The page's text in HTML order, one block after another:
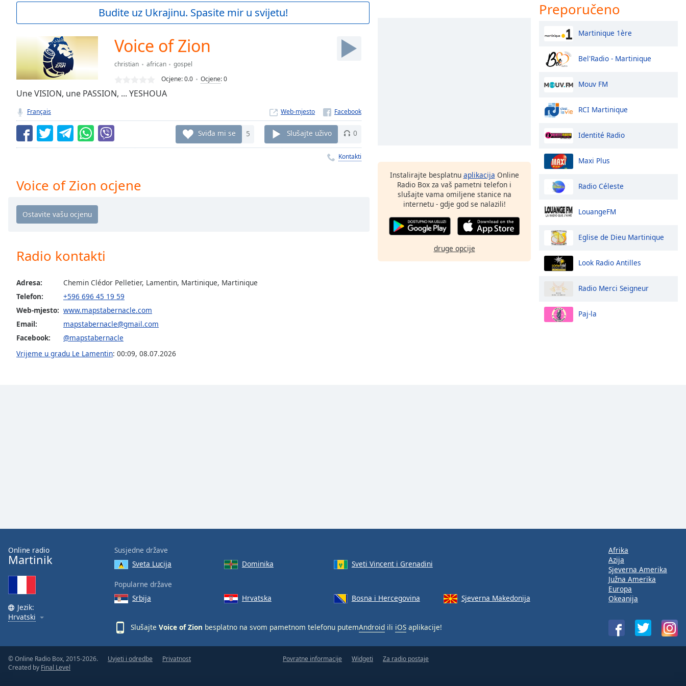
Current
Loaded:
0.00%
Stream
TypeLIVE
live,
currently
behind
LIVE
Remaining
Playback
Rate
Chapters
off,
selected
subtitles
This
modal
Beginning
dialog
cancel
Budite uz Ukrajinu. Spasite mir u svijetu!
Voice of Zion
christian african
gospel
Ocjene:0.0 Ocjene:0
Une VISION, une PASSION, ... YESHOUA
Français Web-mjesto
Sviđa mi se 5 Slušajte uživo 0
Kontakti
Voice of Zion ocjene
Radio kontakti
Adresa:
Chemin Clédor Pelletier, Lamentin, Martinique, Martinique
Telefon:
+596 696 45 19 59
Web-mjesto: www.mapstabernacle.com
Email:
mapstabernacle@gmail.com
Facebook:
@mapstabernacle
Vrijeme u gradu Le Lamentin: 00:09, 08.07.2026
Instalirajte besplatnu aplikacija Online
Radio Box za vaš pametni telefon i
slušajte vama omiljene stanice na
internetu - gdje god se nalazili!
druge opcije
Preporučeno
Martinique 1ère
Bel'Radio - Martinique
Mouv FM
RCI Martinique
Identité Radio
Maxi Plus
Radio Céleste
LouangeFM
Eglise de Dieu Martinique
Look Radio Antilles
Radio Merci Seigneur
Paj-la
Online radio
Martinik
Jezik:
Hrvatski
Susjedne države
Sveta Lucija
Dominika Sveti Vincent i Grenadini
Popularne države
Srbija
Hrvatska Bosna i Hercegovina Sjeverna Makedonija
Slušajte Voice of Zion besplatno na svom pametnom telefonu putemAndroid ili iOS aplikacije!
Afrika
Azija
Sjeverna Amerika
Južna Amerika
Europa
Okeanija
© Online Radio Box, 2015-2026.
Created by Final Level
Uvjeti i odredbe Privatnost Povratne informacije Widgeti Za radio postaje